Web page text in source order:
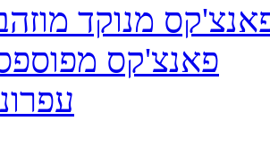
מנוקד
פאנצ'קס